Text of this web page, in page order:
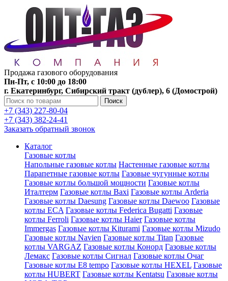
Продажа газового оборудования
Пн-Пт, с 10:00 до 18:00
г. Екатеринбург, Сибирский тракт (дублер), 6 (Домострой)
Поиск
+7 (343) 227-80-04
+7 (343) 382-24-41
Заказать обратный звонок
Каталог
Газовые котлы
Напольные газовые котлы Настенные газовые котлы
Парапетные газовые котлы Газовые чугунные котлы
Газовые котлы большой мощности Газовые котлы
Италтерм Газовые котлы Baxi Газовые котлы Arderia
Газовые котлы Daesung Газовые котлы Daewoo Газовые
котлы ECA Газовые котлы Federica Bugatti Газовые
котлы Ferroli Газовые котлы Haier Газовые котлы
Immergas Газовые котлы Kiturami Газовые котлы Mizudo
Газовые котлы Navien Газовые котлы Titan Газовые
котлы VARGAZ Газовые котлы Конорд Газовые котлы
Лемакс Газовые котлы Сигнал Газовые котлы Очаг
Газовые котлы E8 tempo Газовые котлы HEXEL Газовые
котлы HUBERT Газовые котлы Kentatsu Газовые котлы